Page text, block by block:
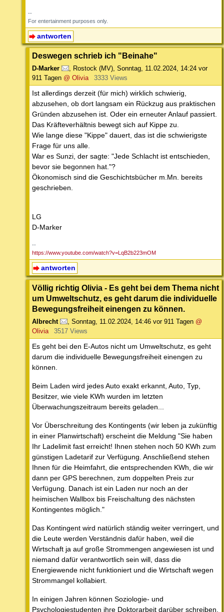
--
For entertainment purposes only.
antworten
Deswegen schrieb ich "Beinahe"
D-Marker , Rostock (MV), Sonntag, 11.02.2024, 14:24 vor
911 Tagen @ Olivia 3333 Views
Ist allerdings derzeit (für mich) wirklich schwierig,
abzusehen, ob dort langsam ein Rückzug aus praktischen
Gründen abzusehen ist. Oder ein erneuter Anlauf passiert.
Das Kräfteverhältnis bewegt sich auf Kippe zu.
Wie lange diese "Kippe" dauert, das ist die schwierigste
Frage für uns alle.
War es Sunzi, der sagte: "Jede Schlacht ist entschieden,
bevor sie begonnen hat."?
Ökonomisch sind die Geschichtsbücher m.Mn. bereits
geschrieben.
LG
D-Marker
--
https://www.youtube.com/watch?v=LqB2b223mOM
antworten
Völlig richtig Olivia - Es geht bei dem Thema nicht
um Umweltschutz, es geht darum die individuelle
Bewegungsfreiheit einengen zu können.
Albrecht , Sonntag, 11.02.2024, 14:46 vor 911 Tagen @
Olivia
3517 Views
Es geht bei den E-Autos nicht um Umweltschutz, es geht
darum die individuelle Bewegungsfreiheit einengen zu
können.
Beim Laden wird jedes Auto exakt erkannt, Auto, Typ,
Besitzer, wie viele KWh wurden im letzten
Überwachungszeitraum bereits geladen...
Vor Überschreitung des Kontingents (wir leben ja zukünftig
in einer Planwirtschaft) erscheint die Meldung "Sie haben
Ihr Ladelimit fast erreicht! Ihnen stehen noch 50 KWh zum
günstigen Ladetarif zur Verfügung. Anschließend stehen
Ihnen für die Heimfahrt, die entsprechenden KWh, die wir
dann per GPS berechnen, zum doppelten Preis zur
Verfügung. Danach ist ein Laden nur noch an der
heimischen Wallbox bis Freischaltung des nächsten
Kontingentes möglich."
Das Kontingent wird natürlich ständig weiter verringert, und
die Leute werden Verständnis dafür haben, weil die
Wirtschaft ja auf große Strommengen angewiesen ist und
niemand dafür verantwortlich sein will, dass die
Energiewende nicht funktioniert und die Wirtschaft wegen
Strommangel kollabiert.
In einigen Jahren können Soziologie- und
Psychologiestudenten ihre Doktorarbeit darüber schreiben,